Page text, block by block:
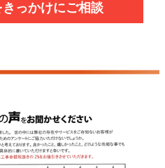
っかけにご相談